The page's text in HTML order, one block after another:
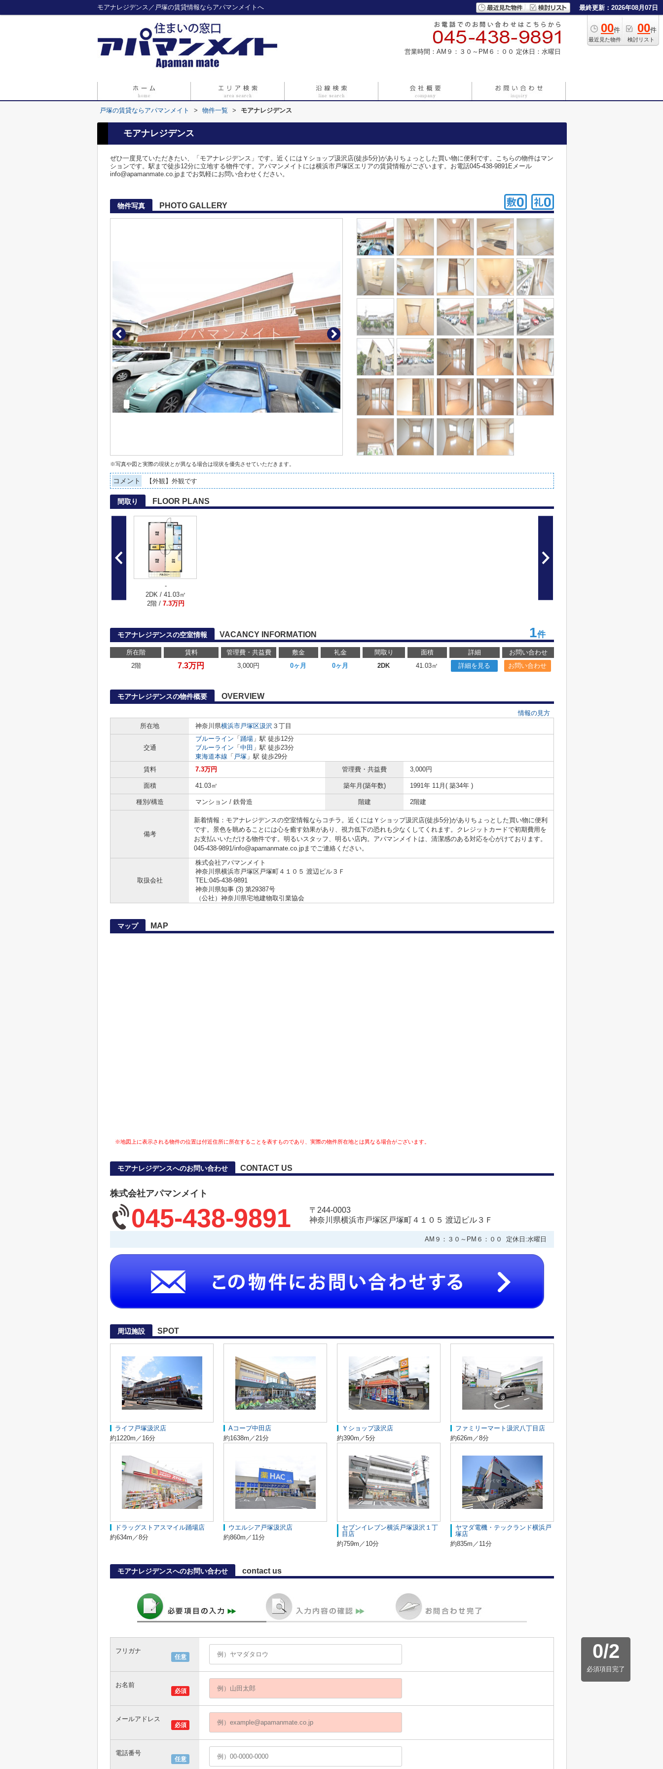
モアナレジデンス／戸塚の賃貸情報ならアパマンメイトへ 最終更新：2026年08月07日
00件
最近見た物件
00件
検討リスト
営業時間：AM９：３０～PM６：００ 定休日：水曜日
戸塚の賃貸ならアパマンメイト > 物件一覧 > モアナレジデンス
モアナレジデンス
ぜひ一度見ていただきたい、「モアナレジデンス」です。近くにはＹショップ汲沢店(徒歩5分)がありちょっとした買い物に便利です。こちらの物件はマン
ションです。駅まで徒歩12分に立地する物件です。アパマンメイトには横浜市戸塚区エリアの賃貸情報がございます。お電話045-438-9891Eメール
info@apamanmate.co.jpまでお気軽にお問い合わせください。
物件写真 PHOTO GALLERY
※写真や図と実際の現状とが異なる場合は現状を優先させていただきます。
コメント 【外観】外観です
間取り FLOOR PLANS
-
2DK / 41.03㎡
2階 / 7.3万円
モアナレジデンスの空室情報 VACANCY INFORMATION 1件
所在階 賃料 管理費・共益費 敷金 礼金 間取り 面積 詳細
お問い合わせ
2階
7.3万円 3,000円 0ヶ月 0ヶ月 2DK 41.03㎡ 詳細を見る お問い合わせ
モアナレジデンスの物件概要 OVERVIEW
情報の見方
所在地
神奈川県横浜市戸塚区汲沢 ３丁目
交通
ブルーライン 「 踊場 」駅 徒歩12分
ブルーライン 「 中田 」駅 徒歩23分
東海道本線 「 戸塚 」駅 徒歩29分
賃料
7.3万円 管理費・共益費 3,000円
面積 41.03㎡ 築年月(築年数) 1991年 11月( 築34年 )
種別/構造 マンション / 鉄骨造 階建 2階建
備考
新着情報：モアナレジデンスの空室情報ならコチラ。近くにはＹショップ汲沢店(徒歩5分)がありちょっとした買い物に便利
です。景色を眺めることには心を癒す効果があり、視力低下の恐れも少なくしてくれます。クレジットカードで初期費用を
お支払いいただける物件です。明るいスタッフ、明るい店内。アパマンメイトは、清潔感のある対応を心がけております。
045-438-9891/info@apamanmate.co.jpまでご連絡ください。
取扱会社
株式会社アパマンメイト
神奈川県横浜市戸塚区戸塚町４１０５ 渡辺ビル３Ｆ
TEL:045-438-9891
神奈川県知事 (3) 第29387号
（公社）神奈川県宅地建物取引業協会
マップ MAP
※地図上に表示される物件の位置は付近住所に所在することを表すものであり、実際の物件所在地とは異なる場合がございます。
モアナレジデンスへのお問い合わせ CONTACT US
株式会社アパマンメイト
045-438-9891
〒244-0003
神奈川県横浜市戸塚区戸塚町４１０５ 渡辺ビル３Ｆ
AM９：３０～PM６：００ 定休日:水曜日
周辺施設 SPOT
ライフ戸塚汲沢店
約1220m／16分
Aコープ中田店
約1638m／21分
Ｙショップ汲沢店
約390m／5分
ファミリーマート汲沢八丁目店
約626m／8分
ドラッグストアスマイル踊場店
約634m／8分
ウエルシア戸塚汲沢店
約860m／11分
セブンイレブン横浜戸塚汲沢１丁
目店
約759m／10分
ヤマダ電機・テックランド横浜戸
塚店
約835m／11分
モアナレジデンスへのお問い合わせ contact us
0/2
必須項目完了
任意
フリガナ
必須
お名前
必須
メールアドレス
任意
電話番号